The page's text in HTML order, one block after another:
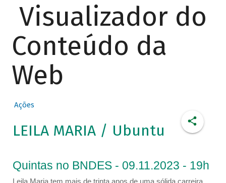
Visualizador do
Conteúdo da
Web
Ações
LEILA MARIA / Ubuntu
Quintas no BNDES - 09.11.2023 - 19h